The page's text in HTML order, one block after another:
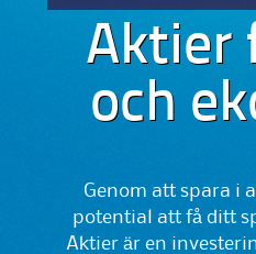
Aktier
och
Genom att spara i
potential att få ditt
Aktier är en